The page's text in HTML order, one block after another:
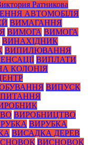
Ратникова
АВТОМОБІЛЯ
ВИМАГАННЯ
ВИМОГА ВИМОГА
ВИНАХІДНИК
ВИПИЛЮВАННЯ
ВИПЛАТИ
КОЛОНІЯ
ВИПУСК
ВИРОБНИЦТВО
ВИРУБКА
ВИСАДКА ДЕРЕВ
ВИСНОВОК